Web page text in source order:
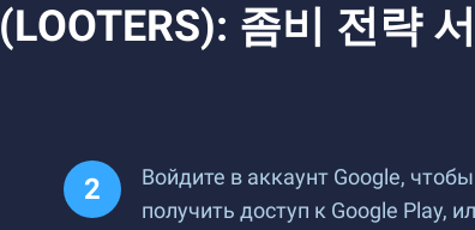
좀비 전략
Войдите в аккаунт Google, чтобы
получить доступ к Google Play,